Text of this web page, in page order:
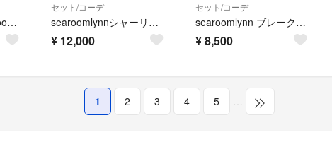
新品未使用品！searoomlynnリブキャミソール&リブパンツ
セット/コーデ
searoomlynnシャーリングTwisty 2wayトップス&ショートパンツ
¥ 12,000
セット/コーデ
searoomlynn ブレークニットセットアップ
¥8,500
1 2 3 4 5 …